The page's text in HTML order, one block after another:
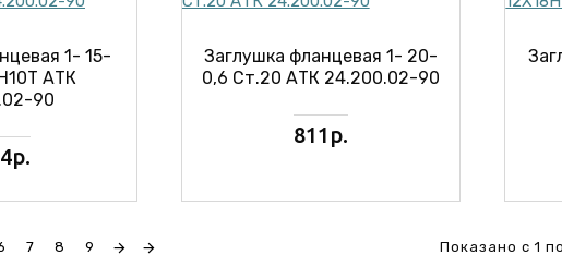
1- 15-
АТК
90
Заглушка фланцевая 1- 20-
0,6 Ст.20 АТК 24.200.02-90
811р.
7 8 9 Показано с 1